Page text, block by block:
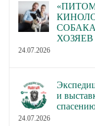
ХОЗЯЕВ
24.07.2026
и
24.07.2026